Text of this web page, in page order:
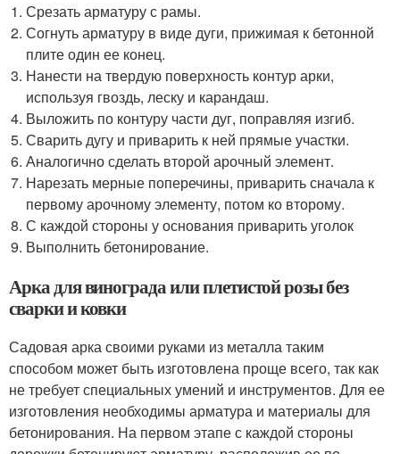
Срезать арматуру с рамы.
Согнуть арматуру в виде дуги, прижимая к бетонной
плите один ее конец.
Нанести на твердую поверхность контур арки,
используя гвоздь, леску и карандаш.
Выложить по контуру части дуг, поправляя изгиб.
Сварить дугу и приварить к ней прямые участки.
Аналогично сделать второй арочный элемент.
Нарезать мерные поперечины, приварить сначала к
первому арочному элементу, потом ко второму.
С каждой стороны у основания приварить уголок
Выполнить бетонирование.
Арка для винограда или плетистой розы без
сварки и ковки
Садовая арка своими руками из металла таким
способом может быть изготовлена проще всего, так как
не требует специальных умений и инструментов. Для ее
изготовления необходимы арматура и материалы для
бетонирования. На первом этапе с каждой стороны